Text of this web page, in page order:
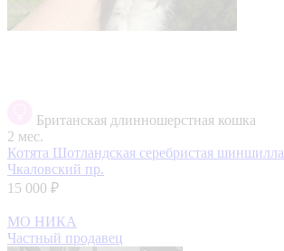
Британская длинношерстная кошка
2 мес.
Котята Шотландская серебристая шиншилла
Чкаловский пр.
15 000 ₽
МО НИКА
Частный продавец